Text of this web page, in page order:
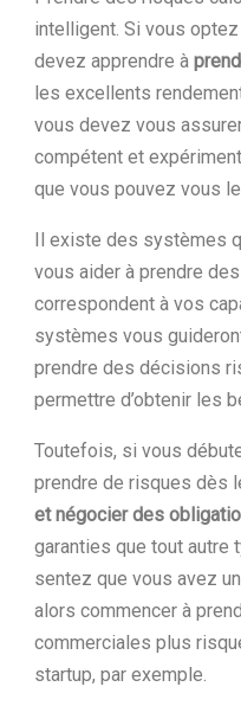
intelligent. Si vous
devez apprendre à
les excellents
vous devez vous
compétent et
que vous pouvez vous
Il existe des systèmes
vous aider à prendre
correspondent à vos
systèmes vous
prendre des décisions
permettre d’obtenir les
Toutefois, si vous
prendre de risques dès
et négocier des
garanties que tout autre
sentez que vous avez
alors commencer à
commerciales plus
startup, par exemple.